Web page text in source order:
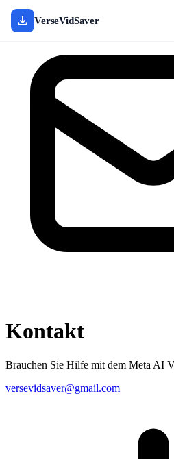
VerseVidSaver
Kontakt
Brauchen Sie Hilfe mit dem Meta AI
versevidsaver@gmail.com